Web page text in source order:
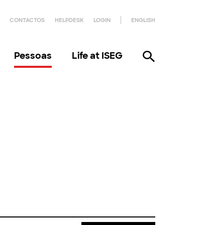
CONTACTOS HELPDESK LOGIN ENGLISH
Pessoas Life at ISEG